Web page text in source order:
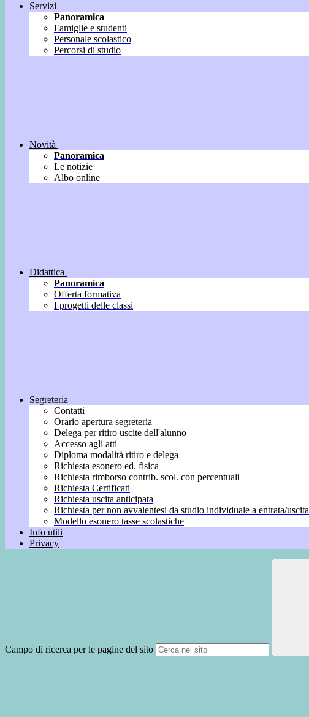
Servizi
Panoramica
Famiglie e studenti
Personale scolastico
Percorsi di studio
Novità
Panoramica
Le notizie
Albo online
Didattica
Panoramica
Offerta formativa
I progetti delle classi
Segreteria
Contatti
Orario apertura segreteria
Delega per ritiro uscite dell'alunno
Accesso agli atti
Diploma modalità ritiro e delega
Richiesta esonero ed. fisica
Richiesta rimborso contrib. scol. con percentuali
Richiesta Certificati
Richiesta uscita anticipata
Richiesta per non avvalentesi da studio individuale a entrata/uscita
Modello esonero tasse scolastiche
Info utili
Privacy
Campo di ricerca per le pagine del sito